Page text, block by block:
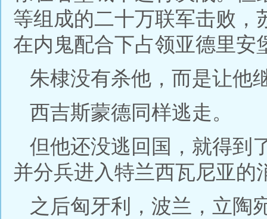
等组成的二十万联军击败，
在内鬼配合下占领亚德里安
朱棣没有杀他，而是让他
西吉斯蒙德同样逃走。
但他还没逃回国，就得到
并分兵进入特兰西瓦尼亚的
之后匈牙利，波兰，立陶